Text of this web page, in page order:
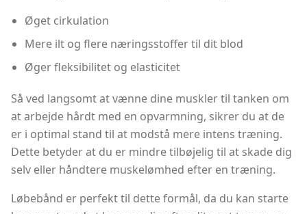
Øget cirkulation
Mere ilt og flere næringsstoffer til dit blod
Øger fleksibilitet og elasticitet
Så ved langsomt at vænne dine muskler til tanken om
at arbejde hårdt med en opvarmning, sikrer du at de
er i optimal stand til at modstå mere intens træning.
Dette betyder at du er mindre tilbøjelig til at skade dig
selv eller håndtere muskelømhed efter en træning.
Løbebånd er perfekt til dette formål, da du kan starte